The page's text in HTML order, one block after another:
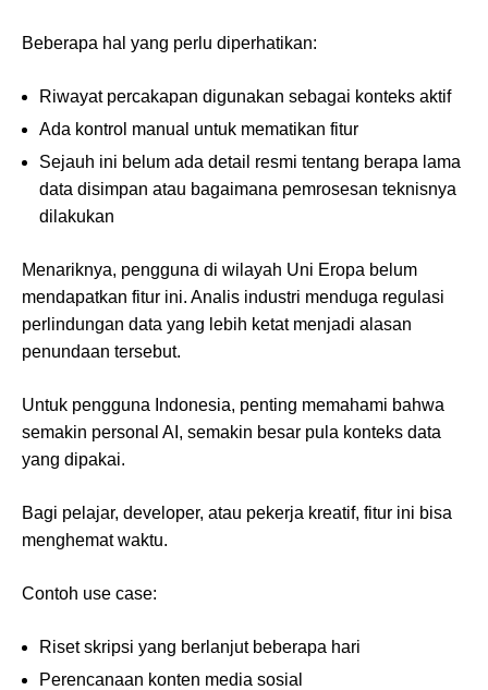
Beberapa hal yang perlu diperhatikan:
Riwayat percakapan digunakan sebagai konteks aktif
Ada kontrol manual untuk mematikan fitur
Sejauh ini belum ada detail resmi tentang berapa lama
data disimpan atau bagaimana pemrosesan teknisnya
dilakukan
Menariknya, pengguna di wilayah Uni Eropa belum
mendapatkan fitur ini. Analis industri menduga regulasi
perlindungan data yang lebih ketat menjadi alasan
penundaan tersebut.
Untuk pengguna Indonesia, penting memahami bahwa
semakin personal AI, semakin besar pula konteks data
yang dipakai.
Bagi pelajar, developer, atau pekerja kreatif, fitur ini bisa
menghemat waktu.
Contoh use case:
Riset skripsi yang berlanjut beberapa hari
Perencanaan konten media sosial